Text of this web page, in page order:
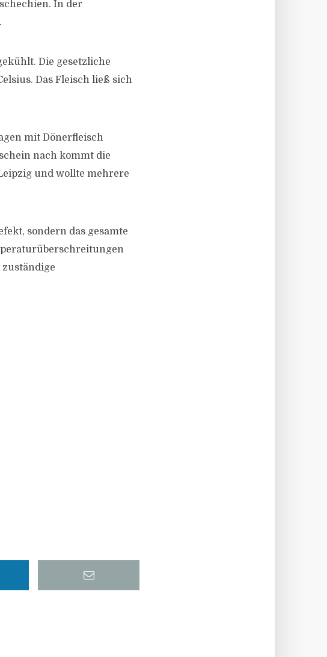
In der
Die gesetzliche
Das Fleisch ließ sich
mit Dönerfleisch
nach kommt die
und wollte mehrere
sondern das gesamte